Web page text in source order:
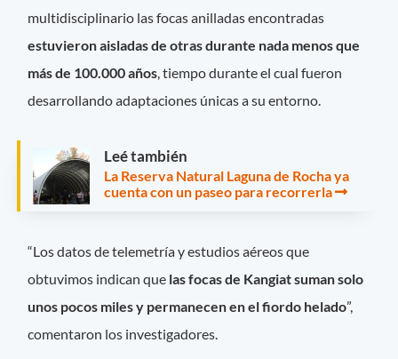
multidisciplinario las focas anilladas encontradas
estuvieron aisladas de otras durante nada menos que
más de 100.000 años, tiempo durante el cual fueron
desarrollando adaptaciones únicas a su entorno.
Leé también
La Reserva Natural Laguna de Rocha ya
cuenta con un paseo para recorrerla
“Los datos de telemetría y estudios aéreos que
obtuvimos indican que las focas de Kangiat suman solo
unos pocos miles y permanecen en el fiordo helado”,
comentaron los investigadores.